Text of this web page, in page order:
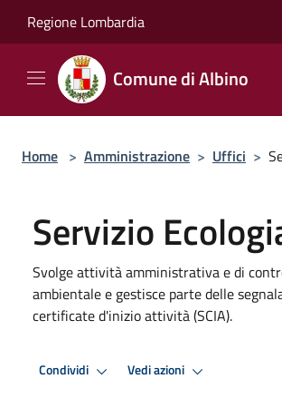
Regione Lombardia
Comune di Albino
Home > Amministrazione > Uffici >
Servizio
Svolge attività amministrativa e di
ambientale e gestisce parte delle
certificate d'inizio attività (SCIA).
Condividi Vedi azioni